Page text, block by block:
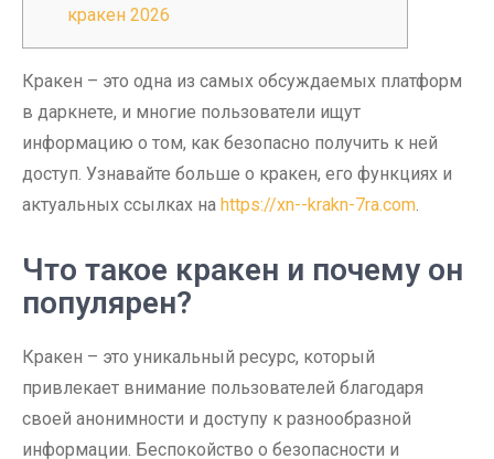
кракен 2026
Кракен – это одна из самых обсуждаемых платформ
в даркнете, и многие пользователи ищут
информацию о том, как безопасно получить к ней
доступ. Узнавайте больше о кракен, его функциях и
актуальных ссылках на https://xn--krakn-7ra.com.
Что такое кракен и почему он
популярен?
Кракен – это уникальный ресурс, который
привлекает внимание пользователей благодаря
своей анонимности и доступу к разнообразной
информации. Беспокойство о безопасности и